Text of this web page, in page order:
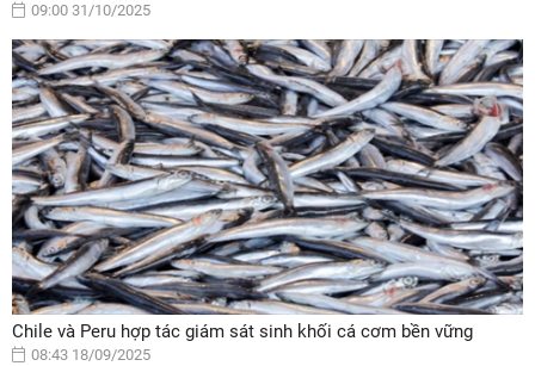
09:00 31/10/2025
Chile và Peru hợp tác giám sát sinh khối cá cơm bền vững
08:43 18/09/2025